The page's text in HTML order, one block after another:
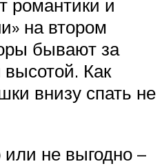
романтики и
на втором
бывают за
Как
внизу спать не
не выгодно –